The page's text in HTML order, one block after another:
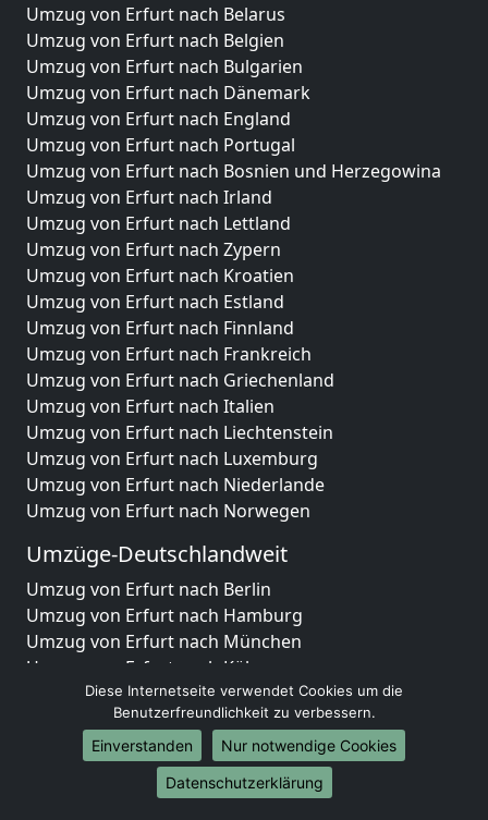
Umzug von Erfurt nach Belarus
Umzug von Erfurt nach Belgien
Umzug von Erfurt nach Bulgarien
Umzug von Erfurt nach Dänemark
Umzug von Erfurt nach England
Umzug von Erfurt nach Portugal
Umzug von Erfurt nach Bosnien und Herzegowina
Umzug von Erfurt nach Irland
Umzug von Erfurt nach Lettland
Umzug von Erfurt nach Zypern
Umzug von Erfurt nach Kroatien
Umzug von Erfurt nach Estland
Umzug von Erfurt nach Finnland
Umzug von Erfurt nach Frankreich
Umzug von Erfurt nach Griechenland
Umzug von Erfurt nach Italien
Umzug von Erfurt nach Liechtenstein
Umzug von Erfurt nach Luxemburg
Umzug von Erfurt nach Niederlande
Umzug von Erfurt nach Norwegen
Umzüge-Deutschlandweit
Umzug von Erfurt nach Berlin
Umzug von Erfurt nach Hamburg
Umzug von Erfurt nach München
Umzug von Erfurt nach Köln
Umzug von Erfurt nach Frankfurt am Main
Umzug von Erfurt nach Stuttgart
Umzug von Erfurt nach Düsseldorf
Umzug von Erfurt nach Leipzig
Umzug von Erfurt nach Dortmund
Diese Internetseite verwendet Cookies um die
Benutzerfreundlichkeit zu verbessern.
Einverstanden
Nur notwendige Cookies
Datenschutzerklärung